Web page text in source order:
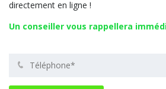
directement en ligne !
Un conseiller vous rappellera